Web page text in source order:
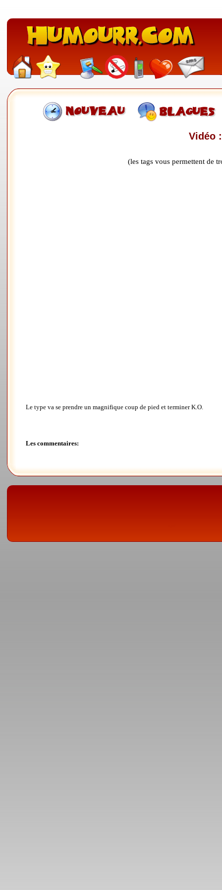
Vidéo
(les tags vous permettent de
Le type va se prendre un magnifique coup de pied et terminer K.O.
Les commentaires: